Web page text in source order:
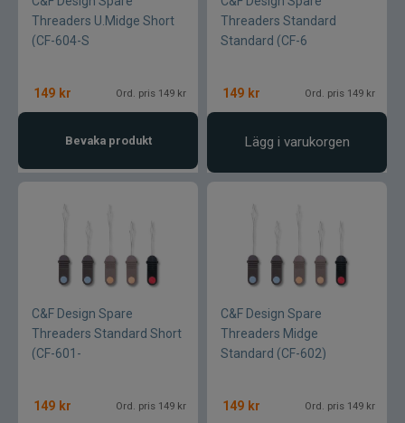
Threaders U.Midge Short
(CF-604-S
149 kr Ord. pris 149 kr
Bevaka produkt
Threaders Standard
Standard (CF-6
149 kr Ord. pris 149 kr
Lägg i varukorgen
C&F Design Spare
Threaders Standard Short
(CF-601-
149 kr Ord. pris 149 kr
C&F Design Spare
Threaders Midge
Standard (CF-602)
149 kr Ord. pris 149 kr